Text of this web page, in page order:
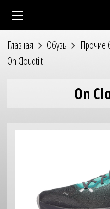
Главная Обувь Прочие
On Cloudtilt
On